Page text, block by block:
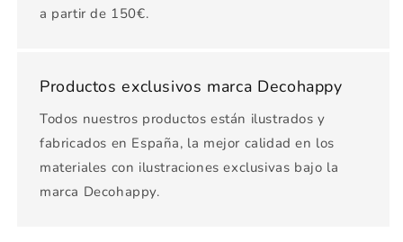
a partir de 150€.
Productos exclusivos marca Decohappy
Todos nuestros productos están ilustrados y
fabricados en España, la mejor calidad en los
materiales con ilustraciones exclusivas bajo la
marca Decohappy.